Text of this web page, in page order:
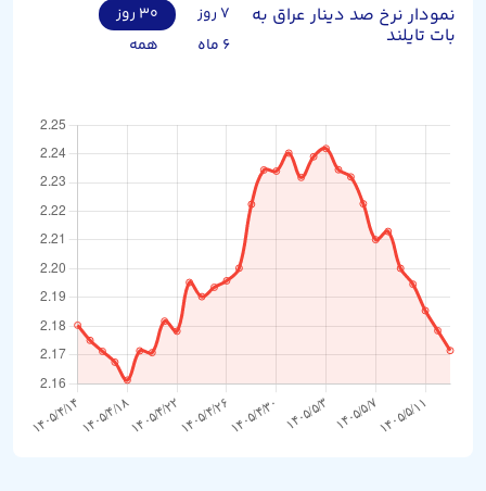
نمودار نرخ صد دینار عراق به
بات تایلند
۷ روز
۳۰ روز
۶ ماه
همه